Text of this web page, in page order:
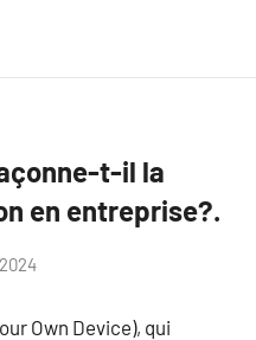
t-il la
en entreprise?.
Own Device), qui